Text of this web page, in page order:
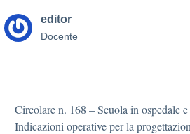
editor
Docente
Circolare n. 168 – Scuola in ospedale
Indicazioni operative per la